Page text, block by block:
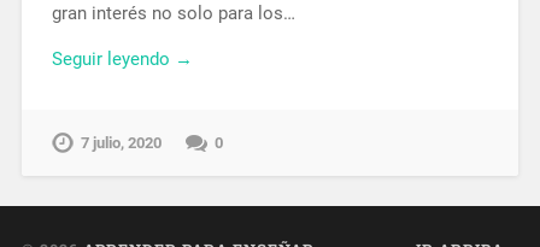
gran interés no solo para los…
Seguir leyendo →
7 julio, 2020 0